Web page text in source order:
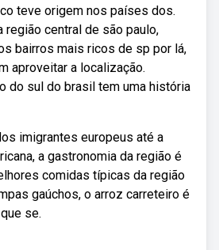
teve origem nos países dos.
central de são paulo,
bairros mais ricos de sp por lá,
aproveitar a localização.
do sul do brasil tem uma história
imigrantes europeus até a
a gastronomia da região é
comidas típicas da região
gaúchos, o arroz carreteiro é
se.